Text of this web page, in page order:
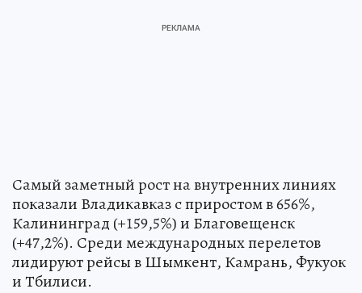
Самый заметный рост на внутренних линиях
показали Владикавказ с приростом в 656%,
Калининград (+159,5%) и Благовещенск
(+47,2%). Среди международных перелетов
лидируют рейсы в Шымкент, Камрань, Фукуок
и Тбилиси.